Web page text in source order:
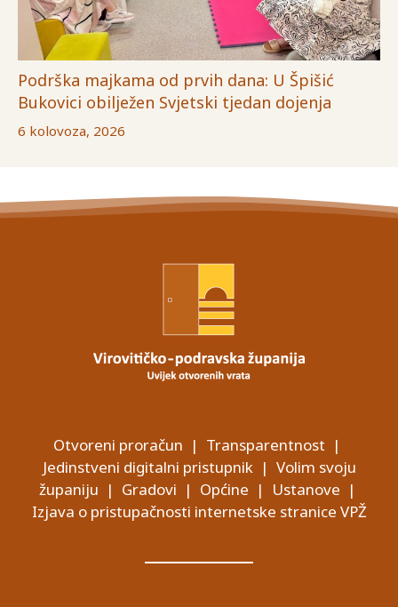
Podrška majkama od prvih dana: U Špišić
Bukovici obilježen Svjetski tjedan dojenja
6 kolovoza, 2026
Otvoreni proračun | Transparentnost |
Jedinstveni digitalni pristupnik| Volim svoju
županiju | Gradovi | Općine | Ustanove |
Izjava o pristupačnosti internetske stranice VPŽ